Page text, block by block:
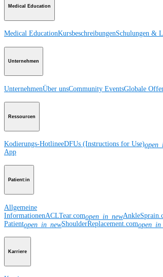
Medical Education
Medical EducationKursbeschreibungenSchulungen &
Unternehmen
UnternehmenÜber unsCommunity EventsGlobale
Ressourcen
Kodierungs-HotlineeDFUs (Instructions for Use)
App
Patient:in
Allgemeine
InformationenACLTear.comopen_in_new
Patientopen_in_newShoulderReplacement.com
Karriere